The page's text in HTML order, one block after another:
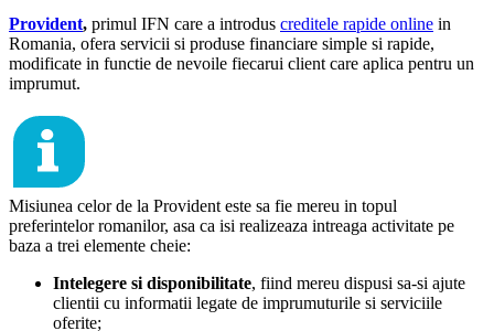
Provident, primul IFN care a introdus creditele rapide online in
Romania, ofera servicii si produse financiare simple si rapide,
modificate in functie de nevoile fiecarui client care aplica pentru un
imprumut.
Misiunea celor de la Provident este sa fie mereu in topul
preferintelor romanilor, asa ca isi realizeaza intreaga activitate pe
baza a trei elemente cheie:
Intelegere si disponibilitate, fiind mereu dispusi sa-si ajute
clientii cu informatii legate de imprumuturile si serviciile
oferite;